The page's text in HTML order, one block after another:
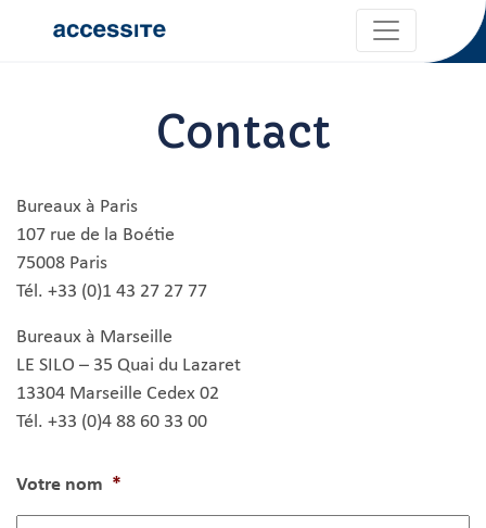
Contact
Bureaux à Paris
107 rue de la Boétie
75008 Paris
Tél. +33 (0)1 43 27 27 77
Bureaux à Marseille
LE SILO – 35 Quai du Lazaret
13304 Marseille Cedex 02
Tél. +33 (0)4 88 60 33 00
Votre nom *